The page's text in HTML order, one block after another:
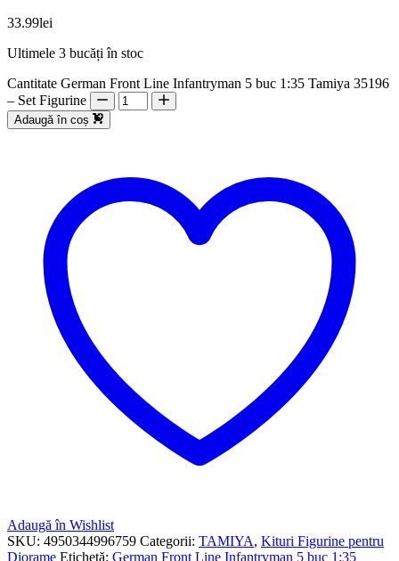
33.99lei
Ultimele 3 bucăți în stoc
Cantitate German Front Line Infantryman 5 buc 1:35 Tamiya 35196
– Set Figurine
Adaugă în coș
Adaugă în Wishlist
SKU: 4950344996759 Categorii: TAMIYA, Kituri Figurine pentru
Diorame Etichetă: German Front Line Infantryman 5 buc 1:35